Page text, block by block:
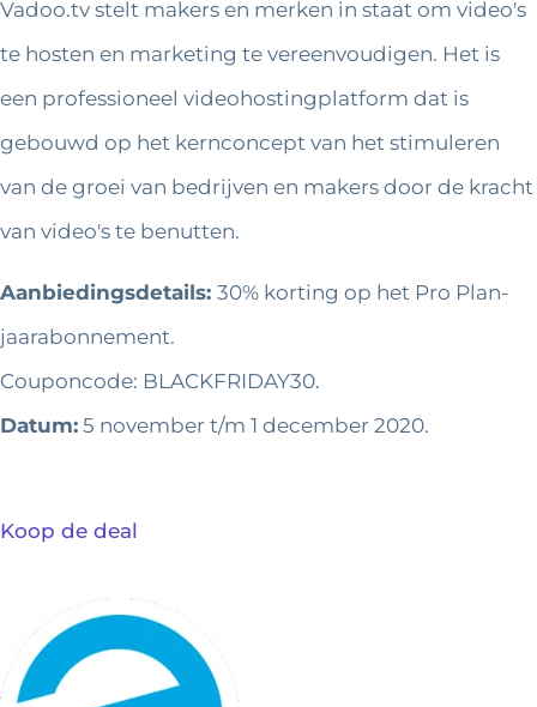
Vadoo.tv stelt makers en merken in staat om video's
te hosten en marketing te vereenvoudigen. Het is
een professioneel videohostingplatform dat is
gebouwd op het kernconcept van het stimuleren
van de groei van bedrijven en makers door de kracht
van video's te benutten.
Aanbiedingsdetails: 30% korting op het Pro Plan-
jaarabonnement.
Couponcode: BLACKFRIDAY30.
Datum: 5 november t/m 1 december 2020.
Koop de deal